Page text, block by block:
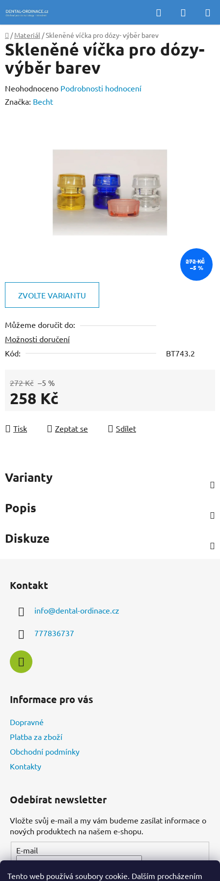
Tento web používá soubory cookie. Dalším procházením
na
obsah
Hledat
KOŠÍK
Domů
/ Materiál /Skleněné víčka pro dózy- výběr barev
ZVOLTE VARIANTU
Můžeme doručit do:
Možnosti doručení
Kód:
BT743.2
272 Kč –5 %
258 Kč
Tisk
Zeptat se Sdílet
Skleněné víčka pro dózy-
výběr barev
Průměrné
hodnocení
Neohodnoceno Podrobnosti hodnocení
Značka: Becht
272 KČ
–5 %
Varianty
Popis
Diskuze
Kontakt
info@dental-ordinace.cz
777836737
Informace pro vás
Dopravné
Platba za zboží
Obchodní podmínky
Kontakty
Odebírat newsletter
Vložte svůj e-mail a my vám budeme zasílat informace o
nových produktech na našem e-shopu.
E-mail